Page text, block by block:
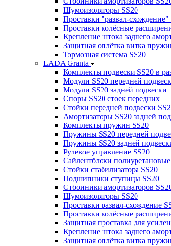
Шумоизоляторы SS20
Проставки "развал-схождение"
Проставки колёсные
Крепление штока заднего
Защитная оплётка витка
Тормозная система SS20
LADA Granta
Комплекты подвески SS20 в
Модули SS20 передней
Модули SS20 задней подвески
Опоры SS20 стоек передних
Стойки передней подвески
Амортизаторы SS20 задней
Комплекты пружин SS20
Пружины SS20 передней
Пружины SS20 задней
Рулевое управление SS20
Сайлентблоки полиуретановые
Стойки стабилизатора SS20
Подшипники ступицы SS20
Отбойники амортизаторов
Шумоизоляторы SS20
Проставки развал-схождение
Проставки колёсные
Защитная проставка для
Крепление штока заднего
Защитная оплётка витка